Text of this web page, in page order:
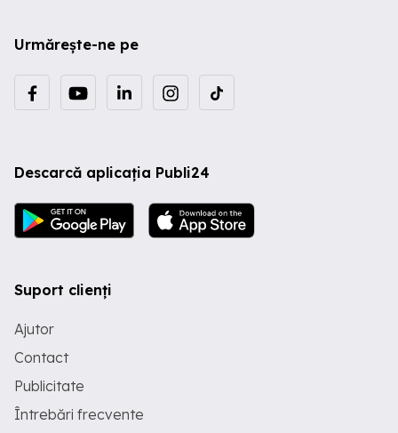
Urmărește-ne pe
Descarcă aplicația Publi24
Suport clienți
Ajutor
Contact
Publicitate
Întrebări frecvente